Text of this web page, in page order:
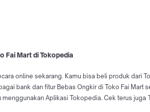
Fai Mart di Tokopedia
online sekarang. Kamu bisa beli produk dari
bank dan fitur Bebas Ongkir di Toko Fai
Aplikasi Tokopedia. Cek terus